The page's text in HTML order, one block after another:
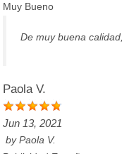
Muy Bueno
De muy buena
Paola V.
Jun 13, 2021
byPaola V.